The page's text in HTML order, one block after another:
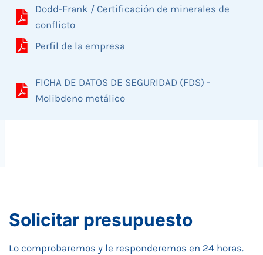
Dodd-Frank / Certificación de minerales de
conflicto
Perfil de la empresa
FICHA DE DATOS DE SEGURIDAD (FDS) -
Molibdeno metálico
Solicitar presupuesto
Lo comprobaremos y le responderemos en 24 horas.